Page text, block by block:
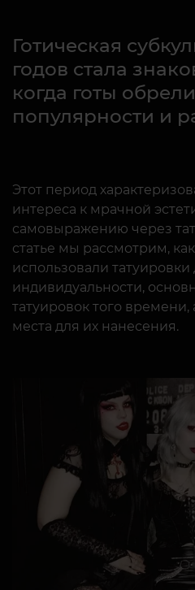
Готическая
годов стала
когда готы
популярности и
Этот период
интереса к мрачной
самовыражению через
статье мы рассмотрим,
использовали
индивидуальности,
татуировок того
места для их нанесения.